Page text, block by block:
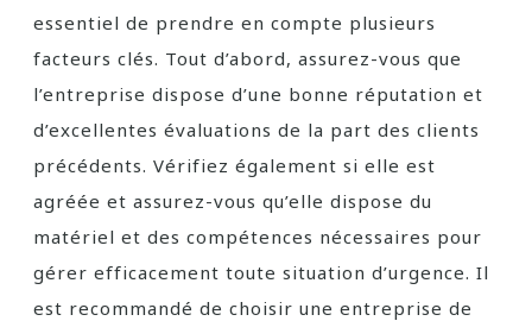
essentiel de prendre en compte plusieurs
facteurs clés. Tout d’abord, assurez-vous que
l’entreprise dispose d’une bonne réputation et
d’excellentes évaluations de la part des clients
précédents. Vérifiez également si elle est
agréée et assurez-vous qu’elle dispose du
matériel et des compétences nécessaires pour
gérer efficacement toute situation d’urgence. Il
est recommandé de choisir une entreprise de